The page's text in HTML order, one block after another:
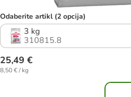
Odaberite artikl (2 opcija)
3 kg
310815.8
25,49 €
8,50 € / kg